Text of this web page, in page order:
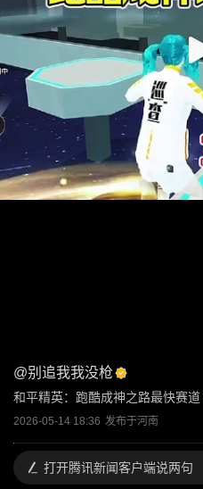
@别追我我没枪
和平精英：跑酷成神之路最快赛道
2026-05-14 18:36 发布于河南
打开腾讯新闻客户端说两句